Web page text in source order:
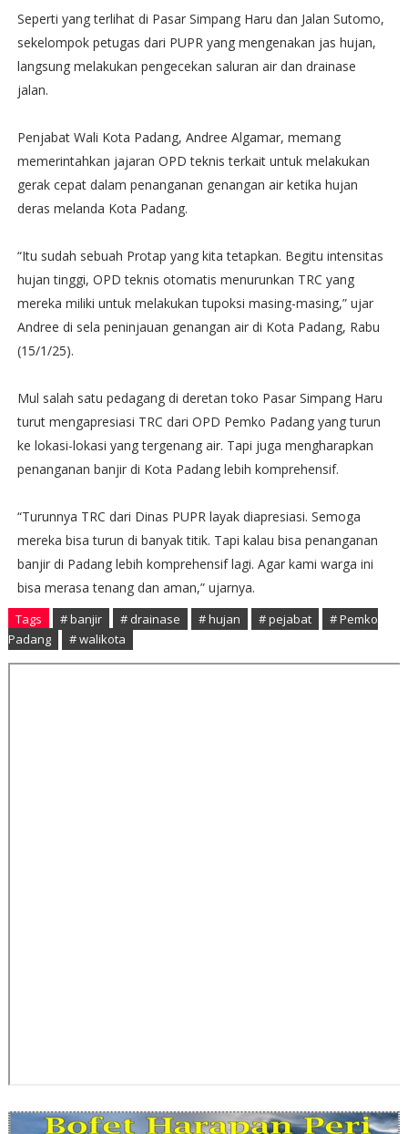
Seperti yang terlihat di Pasar Simpang Haru dan Jalan Sutomo,
sekelompok petugas dari PUPR yang mengenakan jas hujan,
langsung melakukan pengecekan saluran air dan drainase
jalan.
Penjabat Wali Kota Padang, Andree Algamar, memang
memerintahkan jajaran OPD teknis terkait untuk melakukan
gerak cepat dalam penanganan genangan air ketika hujan
deras melanda Kota Padang.
“Itu sudah sebuah Protap yang kita tetapkan. Begitu intensitas
hujan tinggi, OPD teknis otomatis menurunkan TRC yang
mereka miliki untuk melakukan tupoksi masing-masing,” ujar
Andree di sela peninjauan genangan air di Kota Padang, Rabu
(15/1/25).
Mul salah satu pedagang di deretan toko Pasar Simpang Haru
turut mengapresiasi TRC dari OPD Pemko Padang yang turun
ke lokasi-lokasi yang tergenang air. Tapi juga mengharapkan
penanganan banjir di Kota Padang lebih komprehensif.
“Turunnya TRC dari Dinas PUPR layak diapresiasi. Semoga
mereka bisa turun di banyak titik. Tapi kalau bisa penanganan
banjir di Padang lebih komprehensif lagi. Agar kami warga ini
bisa merasa tenang dan aman,” ujarnya.
Tags # banjir # drainase # hujan # pejabat
# Pemko
Padang
# walikota